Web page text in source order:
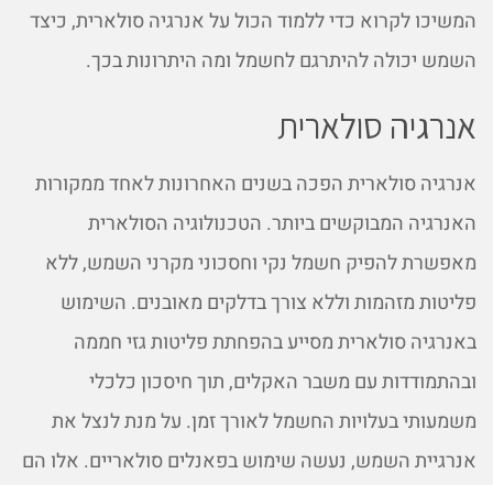
המשיכו לקרוא כדי ללמוד הכול על אנרגיה סולארית, כיצד
השמש יכולה להיתרגם לחשמל ומה היתרונות בכך.
אנרגיה סולארית
אנרגיה סולארית הפכה בשנים האחרונות לאחד ממקורות
האנרגיה המבוקשים ביותר. הטכנולוגיה הסולארית
מאפשרת להפיק חשמל נקי וחסכוני מקרני השמש, ללא
פליטות מזהמות וללא צורך בדלקים מאובנים. השימוש
באנרגיה סולארית מסייע בהפחתת פליטות גזי חממה
ובהתמודדות עם משבר האקלים, תוך חיסכון כלכלי
משמעותי בעלויות החשמל לאורך זמן. על מנת לנצל את
אנרגיית השמש, נעשה שימוש בפאנלים סולאריים. אלו הם